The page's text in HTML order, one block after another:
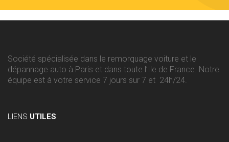
Société spécialisée dans le remorquage voiture et le
dépannage auto à Paris et dans toute l’Ile de France. Notre
équipe est à votre service 7 jours sur 7 et 24h/24.
LIENS UTILES